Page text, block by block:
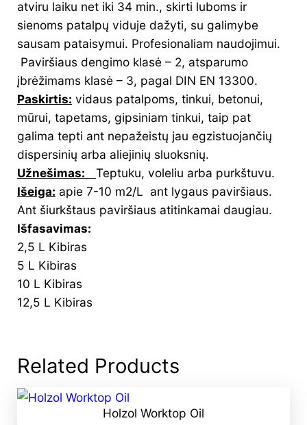
atviru laiku net iki 34 min., skirti luboms ir
sienoms patalpų viduje dažyti, su galimybe
sausam pataisymui. Profesionaliam naudojimui.
Paviršiaus dengimo klasė – 2, atsparumo
įbrėžimams klasė – 3, pagal DIN EN 13300.
Paskirtis: vidaus patalpoms, tinkui, betonui,
mūrui, tapetams, gipsiniam tinkui, taip pat
galima tepti ant nepažeistų jau egzistuojančių
dispersinių arba aliejinių sluoksnių.
Užnešimas: Teptuku, voleliu arba purkštuvu.
Išeiga: apie 7-10 m2/L ant lygaus paviršiaus.
Ant šiurkštaus paviršiaus atitinkamai daugiau.
Išfasavimas:
2,5 L Kibiras
5 L Kibiras
10 L Kibiras
12,5 L Kibiras
Related Products
Holzol Worktop Oil